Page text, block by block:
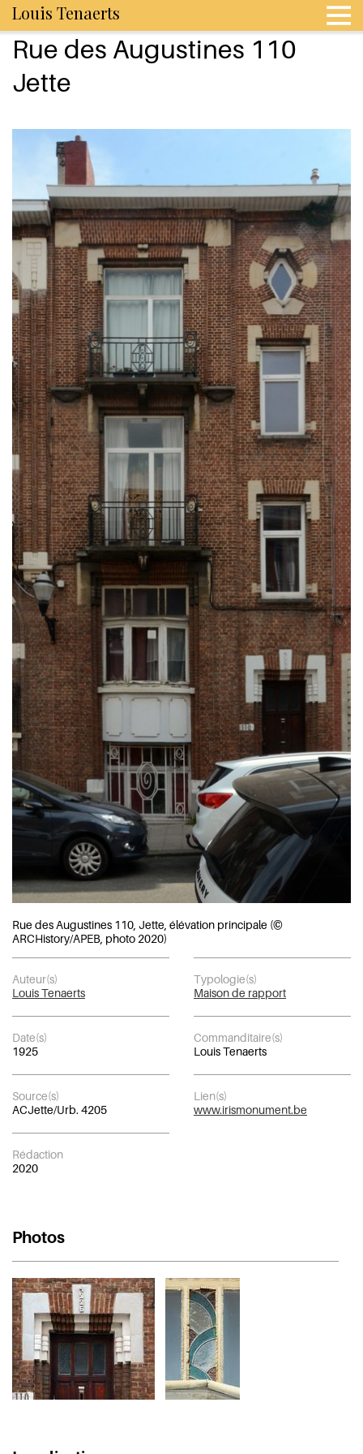
Louis Tenaerts
Rue des Augustines 110
Jette
Rue des Augustines 110, Jette, élévation principale (©
ARCHistory/APEB, photo 2020)
Auteur(s)
Louis Tenaerts
Typologie(s)
Maison de rapport
Date(s)
1925
Commanditaire(s)
Louis Tenaerts
Source(s)
ACJette/Urb. 4205
Lien(s)
www.irismonument.be
Rédaction
2020
Photos